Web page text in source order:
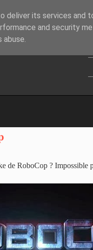
de RoboCop ? Impossible
deliver its services and
and security